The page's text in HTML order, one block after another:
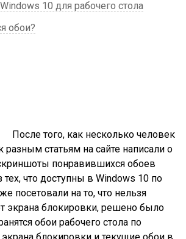
10 для рабочего стола
обои?
После того, как несколько человек
разным статьям на сайте написали о
понравившихся обоев
тех, что доступны в Windows 10 по
посетовали на то, что нельзя
экрана блокировки, решено было
обои рабочего стола по